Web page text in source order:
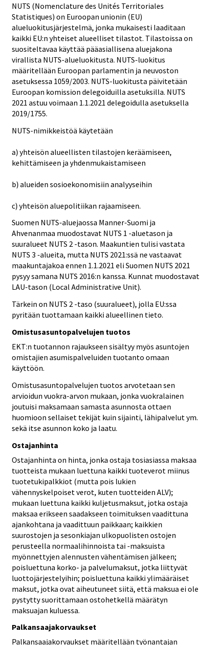
NUTS (Nomenclature des Unités Territoriales
Statistiques) on Euroopan unionin (EU)
alueluokitusjärjestelmä, jonka mukaisesti laaditaan
kaikki EU:n yhteiset alueelliset tilastot. Tilastoissa on
suositeltavaa käyttää pääasiallisena aluejakona
virallista NUTS-alueluokitusta. NUTS-luokitus
määritellään Euroopan parlamentin ja neuvoston
asetuksessa 1059/2003. NUTS-luokitusta päivitetään
Euroopan komission delegoiduilla asetuksilla. NUTS
2021 astuu voimaan 1.1.2021 delegoidulla asetuksella
2019/1755.
NUTS-nimikkeistöä käytetään
a) yhteisön alueellisten tilastojen keräämiseen,
kehittämiseen ja yhdenmukaistamiseen
b) alueiden sosioekonomisiin analyyseihin
c) yhteisön aluepolitiikan rajaamiseen.
Suomen NUTS-aluejaossa Manner-Suomi ja
Ahvenanmaa muodostavat NUTS 1 -aluetason ja
suuralueet NUTS 2 -tason. Maakuntien tulisi vastata
NUTS 3 -alueita, mutta NUTS 2021:ssä ne vastaavat
maakuntajakoa ennen 1.1.2021 eli Suomen NUTS 2021
pysyy samana NUTS 2016:n kanssa. Kunnat muodostavat
LAU-tason (Local Administrative Unit).
Tärkein on NUTS 2 -taso (suuralueet), jolla EU:ssa
pyritään tuottamaan kaikki alueellinen tieto.
Omistusasuntopalvelujen tuotos
EKT:n tuotannon rajaukseen sisältyy myös asuntojen
omistajien asumispalveluiden tuotanto omaan
käyttöön.
Omistusasuntopalvelujen tuotos arvotetaan sen
arvioidun vuokra-arvon mukaan, jonka vuokralainen
joutuisi maksamaan samasta asunnosta ottaen
huomioon sellaiset tekijät kuin sijainti, lähipalvelut ym.
sekä itse asunnon koko ja laatu.
Ostajanhinta
Ostajanhinta on hinta, jonka ostaja tosiasiassa maksaa
tuotteista mukaan luettuna kaikki tuoteverot miinus
tuotetukipalkkiot (mutta pois lukien
vähennyskelpoiset verot, kuten tuotteiden ALV);
mukaan luettuna kaikki kuljetusmaksut, jotka ostaja
maksaa erikseen saadakseen toimituksen vaadittuna
ajankohtana ja vaadittuun paikkaan; kaikkien
suurostojen ja sesonkiajan ulkopuolisten ostojen
perusteella normaalihinnoista tai -maksuista
myönnettyjen alennusten vähentämisen jälkeen;
poisluettuna korko- ja palvelumaksut, jotka liittyvät
luottojärjestelyihin; poisluettuna kaikki ylimääräiset
maksut, jotka ovat aiheutuneet siitä, että maksua ei ole
pystytty suorittamaan ostohetkellä määrätyn
maksuajan kuluessa.
Palkansaajakorvaukset
Palkansaajakorvaukset määritellään työnantajan